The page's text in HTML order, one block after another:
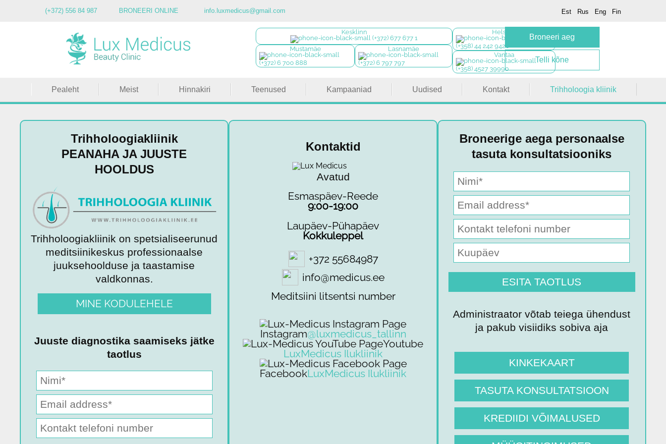
(+372) 556 84 987 BRONEERI ONLINE info.luxmedicus@gmail.com Est Rus Eng Fin
Kesklinn
(+372) 677 677 1
Mustamäe
(+372) 6 700 888
Lasnamäe
(+372) 6 797 797
Helsinki
(+358) 44 242 9420
Vantaa
(+358) 4527 39990
Broneeri aeg
Telli kõne
Pealeht Meist Hinnakiri Teenused Kampaaniad Uudised Kontakt Trihholoogia kliinik
Trihholoogiakliinik
PEANAHA JA JUUSTE
HOOLDUS
Trihholoogiakliinik on spetsialiseerunud
meditsiinikeskus professionaalse
juuksehoolduse ja taastamise
valdkonnas.
MINE KODULEHELE
Juuste diagnostika saamiseks jätke
taotlus
Kontaktid
Avatud
Esmaspäev-Reede
9:00-19:00
Laupäev-Pühapäev
Kokkuleppel
+372 55684987
info@medicus.ee
Meditsiini litsentsi number
Instagram@luxmedicus_tallinn
Youtube
LuxMedicus Ilukliinik
FacebookLuxMedicus Ilukliinik
Broneerige aega personaalse
tasuta konsultatsiooniks
Administraator võtab teiega ühendust
ja pakub visiidiks sobiva aja
KINKEKAART
TASUTA KONSULTATSIOON
KREDIIDI VÕIMALUSED